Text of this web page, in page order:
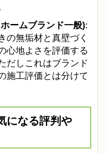
ームブランド一般):
の無垢材と真壁づく
心地よさを評価する
だしこれはブランド
施工評価とは分けて
になる評判や